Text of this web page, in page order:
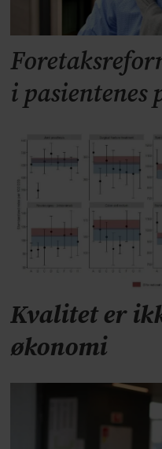
i pasientenes
Kvalitet er
økonomi